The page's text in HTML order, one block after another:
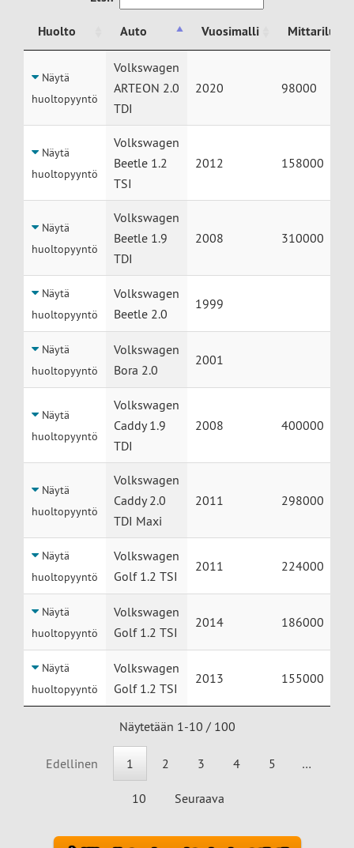
Huolto Auto Vuosimalli
Auto
Näytä
huoltopyyntö
Volkswagen
ARTEON 2.0
TDI
2020 98000
Näytä
huoltopyyntö
Volkswagen
Beetle 1.2
TSI
2012 158000
Näytä
huoltopyyntö
Volkswagen
Beetle 1.9
TDI
2008 310000
Näytä
huoltopyyntö
Volkswagen
Beetle 2.0
1999
Näytä
huoltopyyntö
Volkswagen
Bora 2.0
2001
Näytä
huoltopyyntö
Volkswagen
Caddy 1.9
TDI
2008 400000
Näytä
huoltopyyntö
Volkswagen
Caddy 2.0
TDI Maxi
2011 298000
Näytä
huoltopyyntö
Volkswagen
Golf 1.2 TSI
2011 224000
Näytä
huoltopyyntö
Volkswagen
Golf 1.2 TSI
2014 186000
Näytä
huoltopyyntö
Volkswagen
Golf 1.2 TSI
2013 155000
Näytetään 1-10 / 100
Edellinen 1 2 3 4 5 …
10 Seuraava